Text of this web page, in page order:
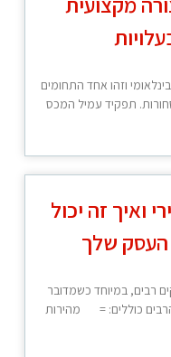
וזהו אחד התחומים
תפקיד עמיל המכס
ואיך זה יכול
העסק שלך
רבים, במיוחד כשמדובר
הרבים כוללים: = מהירות